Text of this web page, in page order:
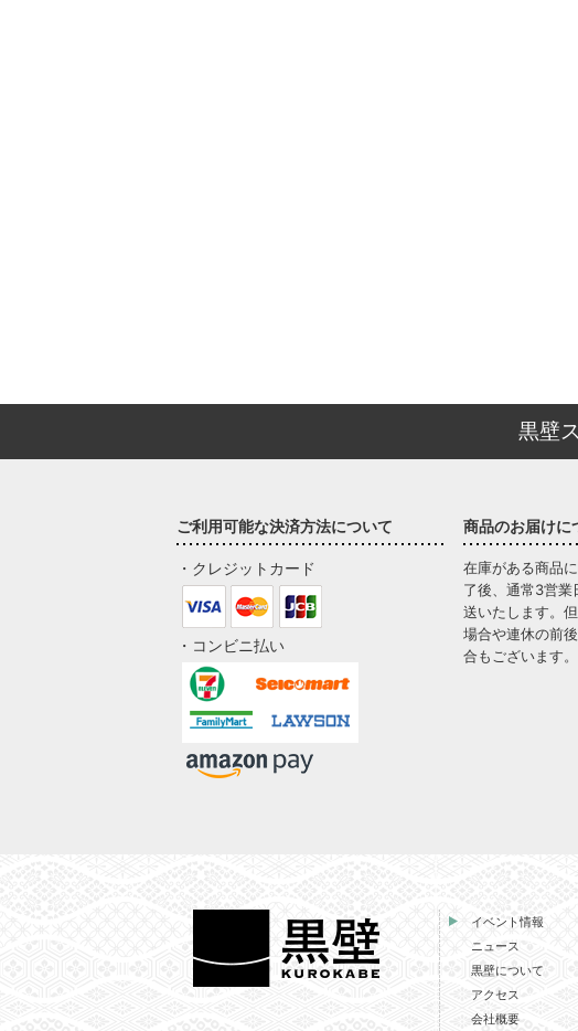
黒壁
ご利用可能な決済方法について
・クレジットカード
・コンビニ払い
商品のお届けに
在庫がある商品
了後、通常3営業
送いたします。
場合や連休の前
合もございます。
イベント情報
ニュース
黒壁について
アクセス
会社概要